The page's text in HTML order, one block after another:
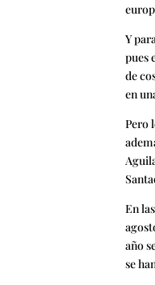
Y
pues
de
en
Pero
En
año
se